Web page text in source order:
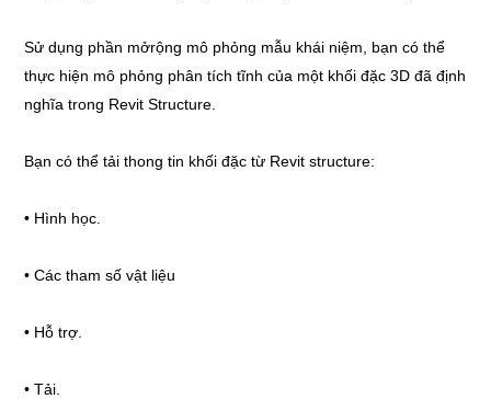
Sử dụng phần mởrộng mô phỏng mẫu khái niệm, bạn có thể
thực hiện mô phỏng phân tích tĩnh của một khối đặc 3D đã định
nghĩa trong Revit Structure.
Bạn có thể tải thong tin khối đặc từ Revit structure:
• Hình học.
• Các tham số vật liệu
• Hỗ trợ.
• Tải.